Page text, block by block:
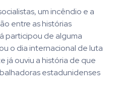
um incêndio e a
entre as histórias
participou de alguma
o dia internacional de luta
já ouviu a história de que
estadunidenses